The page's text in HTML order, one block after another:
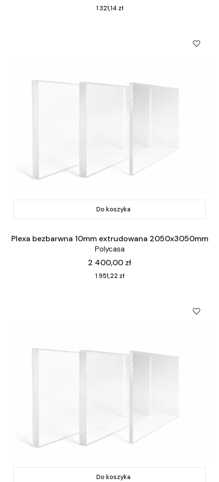
Cena
1 321,14 zł
Do koszyka
Plexa bezbarwna 10mm extrudowana 2050x3050mm
Polycasa
Cena
2 400,00 zł
Cena
1 951,22 zł
Do koszyka